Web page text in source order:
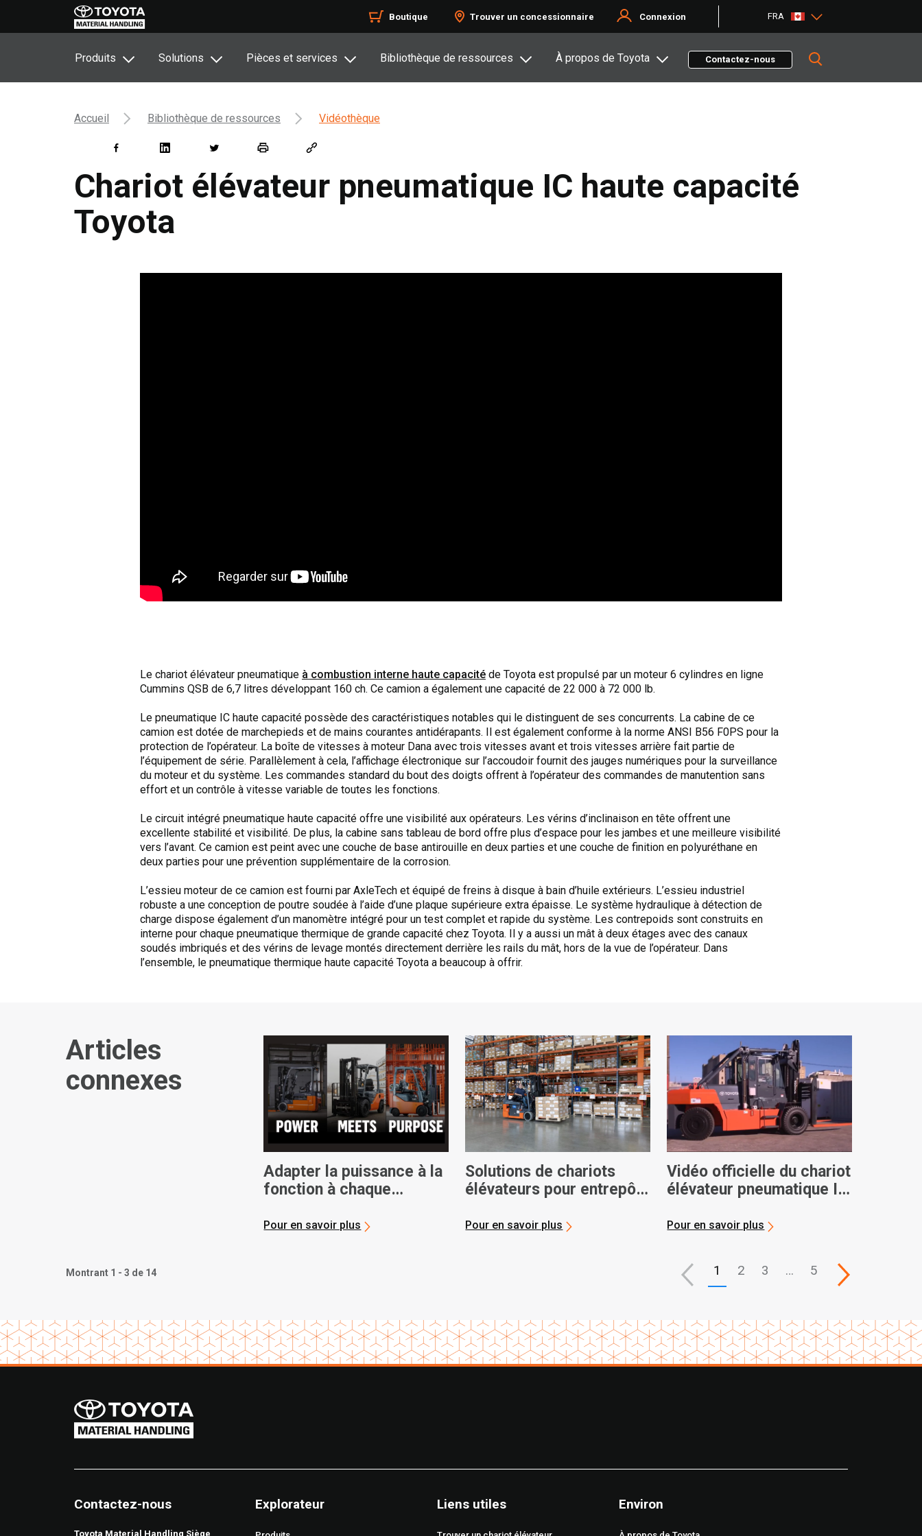
Boutique Trouver un concessionnaire Connexion FRA
Produits Solutions Pièces et services Bibliothèque de ressources À propos de Toyota Contactez-nous
Accueil Bibliothèque de ressources Vidéothèque
Chariot élévateur pneumatique IC haute capacité
Toyota
Le chariot élévateur pneumatique à combustion interne haute capacité de Toyota est propulsé par un moteur 6 cylindres en ligne
Cummins QSB de 6,7 litres développant 160 ch. Ce camion a également une capacité de 22 000 à 72 000 lb.
Le pneumatique IC haute capacité possède des caractéristiques notables qui le distinguent de ses concurrents. La cabine de ce
camion est dotée de marchepieds et de mains courantes antidérapants. Il est également conforme à la norme ANSI B56 F0PS pour la
protection de l’opérateur. La boîte de vitesses à moteur Dana avec trois vitesses avant et trois vitesses arrière fait partie de
l’équipement de série. Parallèlement à cela, l’affichage électronique sur l’accoudoir fournit des jauges numériques pour la surveillance
du moteur et du système. Les commandes standard du bout des doigts offrent à l’opérateur des commandes de manutention sans
effort et un contrôle à vitesse variable de toutes les fonctions.
Le circuit intégré pneumatique haute capacité offre une visibilité aux opérateurs. Les vérins d’inclinaison en tête offrent une
excellente stabilité et visibilité. De plus, la cabine sans tableau de bord offre plus d’espace pour les jambes et une meilleure visibilité
vers l’avant. Ce camion est peint avec une couche de base antirouille en deux parties et une couche de finition en polyuréthane en
deux parties pour une prévention supplémentaire de la corrosion.
L’essieu moteur de ce camion est fourni par AxleTech et équipé de freins à disque à bain d’huile extérieurs. L’essieu industriel
robuste a une conception de poutre soudée à l’aide d’une plaque supérieure extra épaisse. Le système hydraulique à détection de
charge dispose également d’un manomètre intégré pour un test complet et rapide du système. Les contrepoids sont construits en
interne pour chaque pneumatique thermique de grande capacité chez Toyota. Il y a aussi un mât à deux étages avec des canaux
soudés imbriqués et des vérins de levage montés directement derrière les rails du mât, hors de la vue de l’opérateur. Dans
l’ensemble, le pneumatique thermique haute capacité Toyota a beaucoup à offrir.
Articles
connexes
Adapter la puissance à la
fonction à chaque
Pour en savoir plus
Solutions de chariots
élévateurs pour entrepôts
Pour en savoir plus
Vidéo officielle du chariot
élévateur pneumatique IC
THD
Pour en savoir plus
Montrant 1 - 3 de 14 1 2 3 … 5
Contactez-nous
Toyota Material Handling Siège
Explorateur Liens utiles Environ